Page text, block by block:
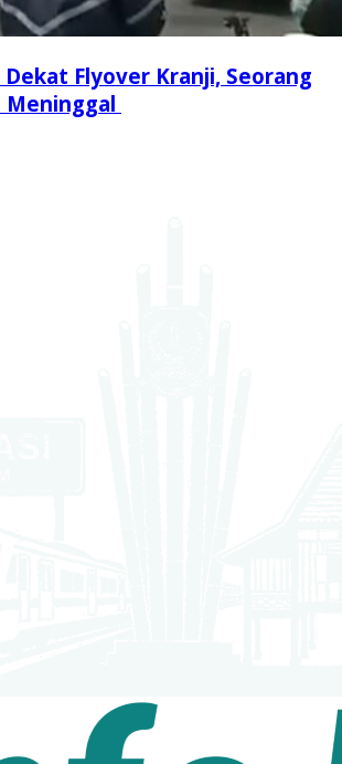
Flyover Kranji, Seorang
Meninggal